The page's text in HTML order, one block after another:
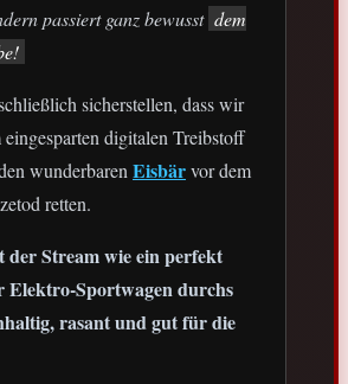
passiert ganz bewusst dem
sicherstellen, dass wir
eingesparten digitalen Treibstoff
wunderbarenEisbärvor dem
retten.
der Stream wie ein perfekt
Elektro-Sportwagen durchs
rasant und gut für die